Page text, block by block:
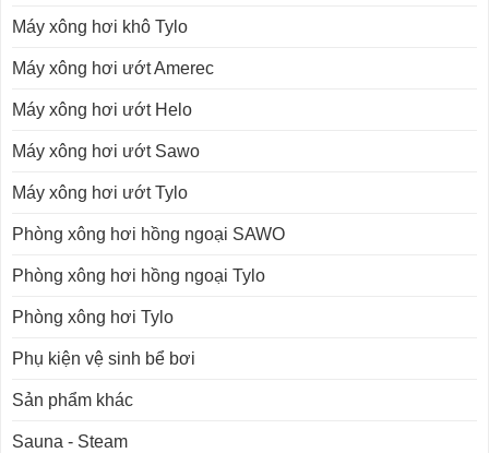
Máy xông hơi khô Tylo
Máy xông hơi ướt Amerec
Máy xông hơi ướt Helo
Máy xông hơi ướt Sawo
Máy xông hơi ướt Tylo
Phòng xông hơi hồng ngoại SAWO
Phòng xông hơi hồng ngoại Tylo
Phòng xông hơi Tylo
Phụ kiện vệ sinh bể bơi
Sản phẩm khác
Sauna - Steam